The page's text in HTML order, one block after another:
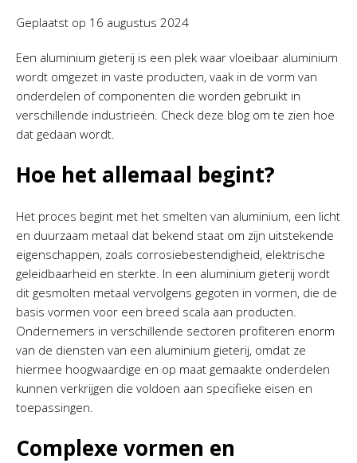
Geplaatst op 16 augustus 2024
Een aluminium gieterij is een plek waar vloeibaar aluminium
wordt omgezet in vaste producten, vaak in de vorm van
onderdelen of componenten die worden gebruikt in
verschillende industrieën. Check deze blog om te zien hoe
dat gedaan wordt.
Hoe het allemaal begint?
Het proces begint met het smelten van aluminium, een licht
en duurzaam metaal dat bekend staat om zijn uitstekende
eigenschappen, zoals corrosiebestendigheid, elektrische
geleidbaarheid en sterkte. In een aluminium gieterij wordt
dit gesmolten metaal vervolgens gegoten in vormen, die de
basis vormen voor een breed scala aan producten.
Ondernemers in verschillende sectoren profiteren enorm
van de diensten van een aluminium gieterij, omdat ze
hiermee hoogwaardige en op maat gemaakte onderdelen
kunnen verkrijgen die voldoen aan specifieke eisen en
toepassingen.
Complexe vormen en